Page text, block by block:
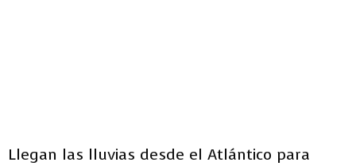
Llegan las lluvias desde el Atlántico para